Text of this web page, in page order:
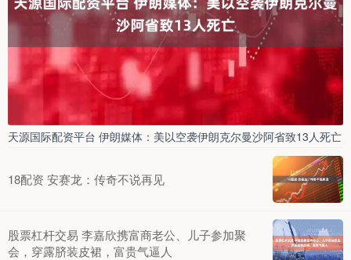
天源国际配资平台 伊朗媒体：美以空袭伊朗克尔曼沙阿省致13人死亡
18配资 安赛龙：传奇不说再见
股票杠杆交易 李嘉欣携富商老公、儿子参加聚
会，穿露脐装皮裙，富贵气逼人